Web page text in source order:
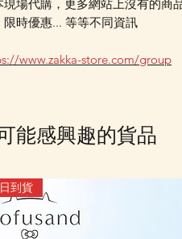
現場代購，更多網站上沒有的商
限時優惠... 等等不同資訊
www.zakka-store.com/group
能感興趣的貨品
到貨